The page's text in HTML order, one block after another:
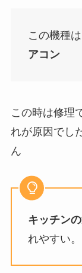
この機種は
アコン
この時は修理
れが原因でし
ん
キッチンの
れやすい。